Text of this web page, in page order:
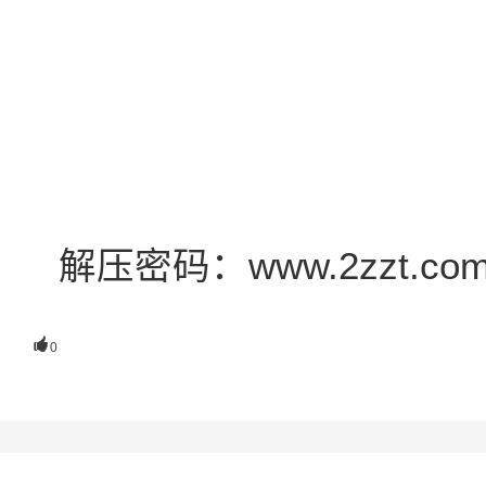
解压密码：
0